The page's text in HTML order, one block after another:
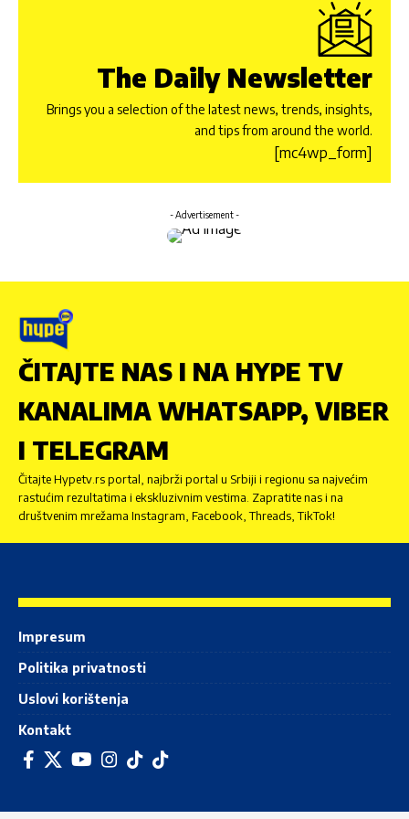
The Daily Newsletter
Brings you a selection of the latest news, trends, insights,
and tips from around the world.
[mc4wp_form]
- Advertisement -
ČITAJTE NAS I NA HYPE TV
KANALIMA WHATSAPP, VIBER
I TELEGRAM
Čitajte Hypetv.rs portal, najbrži portal u Srbiji i regionu sa najvećim
rastućim rezultatima i ekskluzivnim vestima. Zapratite nas i na
društvenim mrežama Instagram, Facebook, Threads, TikTok!
Impresum
Politika privatnosti
Uslovi korištenja
Kontakt